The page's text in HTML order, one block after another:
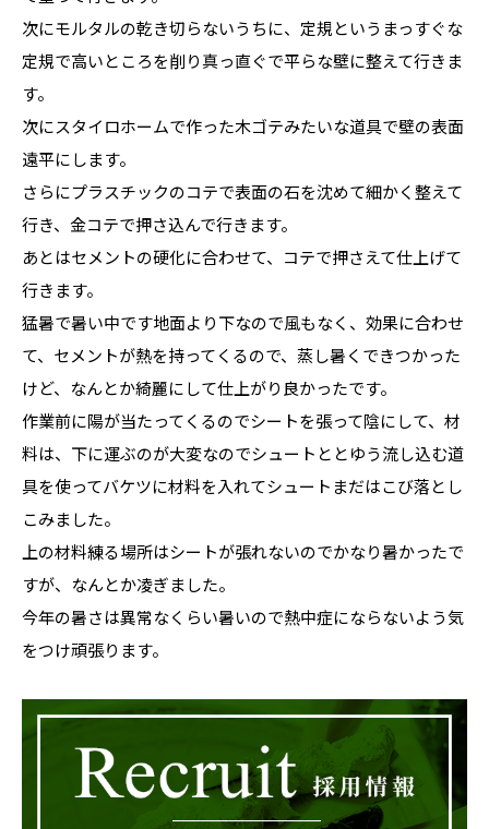
次にモルタルの乾き切らないうちに、定規というまっすぐな
定規で高いところを削り真っ直ぐで平らな壁に整えて行きま
す。
次にスタイロホームで作った木ゴテみたいな道具で壁の表面
遠平にします。
さらにプラスチックのコテで表面の石を沈めて細かく整えて
行き、金コテで押さ込んで行きます。
あとはセメントの硬化に合わせて、コテで押さえて仕上げて
行きます。
猛暑で暑い中です地面より下なので風もなく、効果に合わせ
て、セメントが熱を持ってくるので、蒸し暑くできつかった
けど、なんとか綺麗にして仕上がり良かったです。
作業前に陽が当たってくるのでシートを張って陰にして、材
料は、下に運ぶのが大変なのでシュートととゆう流し込む道
具を使ってバケツに材料を入れてシュートまだはこび落とし
こみました。
上の材料練る場所はシートが張れないのでかなり暑かったで
すが、なんとか凌ぎました。
今年の暑さは異常なくらい暑いので熱中症にならないよう気
をつけ頑張ります。